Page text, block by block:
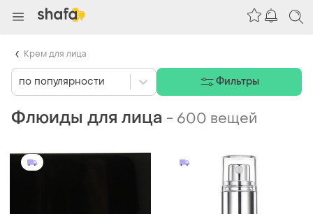
Флюиды для лица - 600 вещей
по популярности Фильтры
Крем для лица